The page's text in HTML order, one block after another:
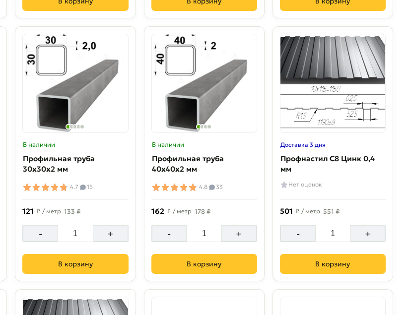
В наличии
Профильная труба
30х30х2 мм
4.7 15
121 ₽ / метр 133 ₽
- +
В корзину
В наличии
Профильная труба
40х40х2 мм
4.8 33
162 ₽ / метр 178 ₽
- +
В корзину
Доставка 3 дня
Профнастил С8 Цинк 0,4
мм
Нет оценок
501 ₽ / метр 551 ₽
- +
В корзину